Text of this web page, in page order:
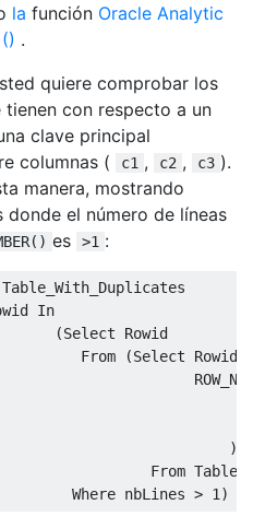
la función Oracle Analytic
.
quiere comprobar los
con respecto a un
clave principal
columnas (
c1 , c2 , c3 ).
manera, mostrando
donde el número de líneas
es >1 :
Table_With_Duplicates
In
(Select Rowid
From
(Select Rowid
)
From
Where nbLines > 1 )